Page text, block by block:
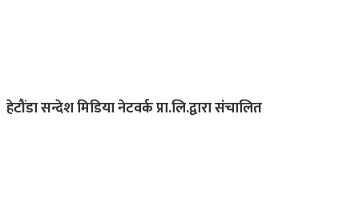
हेटौंडा सन्देश मिडिया नेटवर्क प्रा.लि.द्वारा संचालित